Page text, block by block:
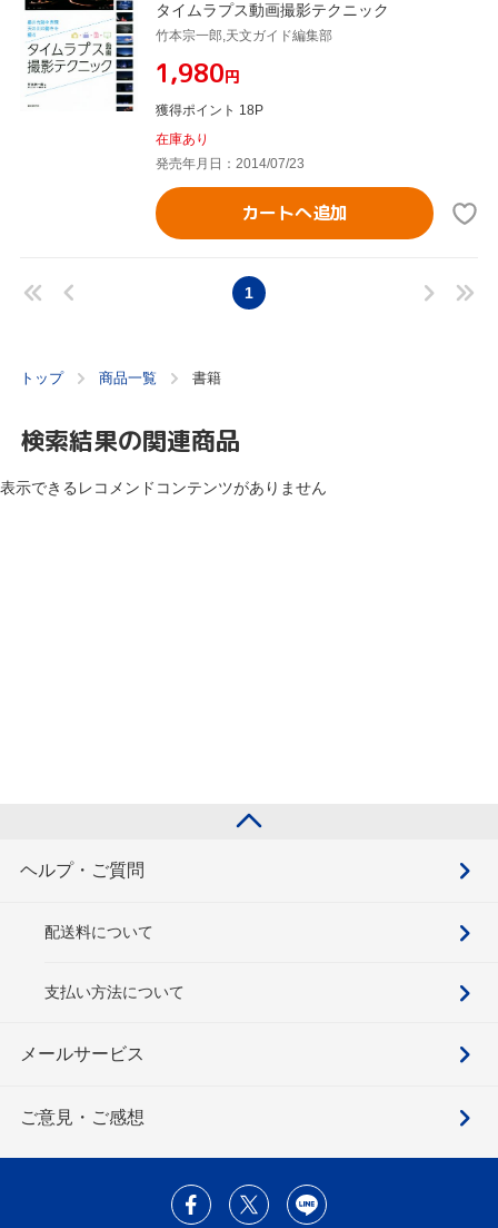
タイムラプス動画撮影テクニック
竹本宗一郎,天文ガイド編集部
¥1,980円
獲得ポイント 18P
在庫あり
発売年月日：2014/07/23
カートへ追加
1
トップ 商品一覧 書籍
検索結果の関連商品
表示できるレコメンドコンテンツがありません
ヘルプ・ご質問
配送料について
支払い方法について
メールサービス
ご意見・ご感想